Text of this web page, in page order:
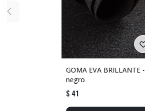
GOMA EVA BRILLANTE -
negro
$ 41